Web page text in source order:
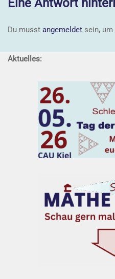
Eine Antwort
Du musst angemeldet sein,
Aktuelles: